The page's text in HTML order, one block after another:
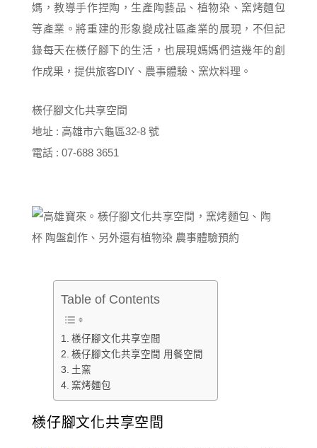
媽，教導手作捏陶，生產陶藝品、植物染、窯烤麵包
等產業。將重建的形象變成社區產業的展現，不但記
錄每天在檨仔腳下的生活，也展現媽媽們這幾年的創
作成果，提供旅客DIY、農事體驗、窯炊料理。
檨仔腳文化共享空間
地址 : 高雄市六龜區32-8 號
電話 : 07-688 3651
Table of Contents
檨仔腳文化共享空間
檨仔腳文化共享空間 用餐空間
土窯
窯烤麵包
檨仔腳文化共享空間